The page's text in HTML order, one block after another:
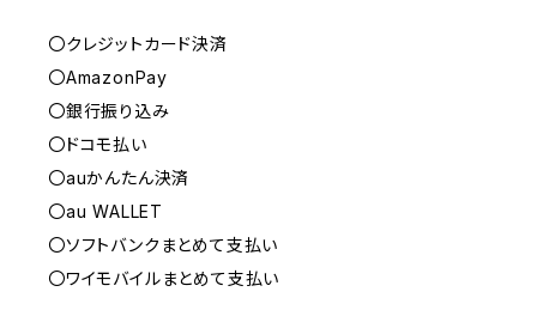
〇クレジットカード決済
〇AmazonPay
〇銀行振り込み
〇ドコモ払い
〇auかんたん決済
〇au WALLET
〇ソフトバンクまとめて支払い
〇ワイモバイルまとめて支払い